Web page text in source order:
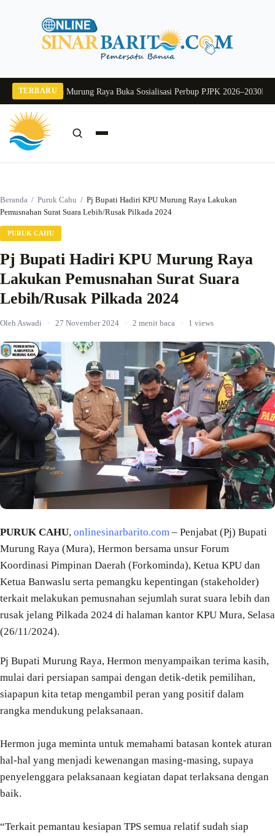
TERBARU
Pj Sekda Murung Raya Buka Sosialisasi Perbup PJPK 2026–2030Dukung
Beranda / Puruk Cahu / Pj Bupati Hadiri KPU Murung Raya Lakukan
Pemusnahan Surat Suara Lebih/Rusak Pilkada 2024
PURUK CAHU
Pj Bupati Hadiri KPU Murung Raya
Lakukan Pemusnahan Surat Suara
Lebih/Rusak Pilkada 2024
Oleh Aswadi · 27 November 2024 · 2 menit baca · 1 views
PURUK CAHU, onlinesinarbarito.com – Penjabat (Pj) Bupati
Murung Raya (Mura), Hermon bersama unsur Forum
Koordinasi Pimpinan Daerah (Forkominda), Ketua KPU dan
Ketua Banwaslu serta pemangku kepentingan (stakeholder)
terkait melakukan pemusnahan sejumlah surat suara lebih dan
rusak jelang Pilkada 2024 di halaman kantor KPU Mura, Selasa
(26/11/2024).
Pj Bupati Murung Raya, Hermon menyampaikan terima kasih,
mulai dari persiapan sampai dengan detik-detik pemilihan,
siapapun kita tetap mengambil peran yang positif dalam
rangka mendukung pelaksanaan.
Hermon juga meminta untuk memahami batasan kontek aturan
hal-hal yang menjadi kewenangan masing-masing, supaya
penyelenggara pelaksanaan kegiatan dapat terlaksana dengan
baik.
“Terkait pemantau kesiapan TPS semua relatif sudah siap